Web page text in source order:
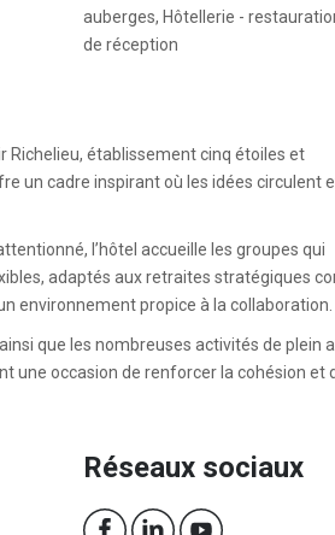
auberges, Hôtellerie -
de réception
Richelieu, établissement cinq étoiles et
un cadre inspirant où les idées circulent
l’hôtel accueille les groupes qui
adaptés aux retraites stratégiques
environnement propice à la collaboration.
que les nombreuses activités de plein
une occasion de renforcer la cohésion et
Réseaux sociaux